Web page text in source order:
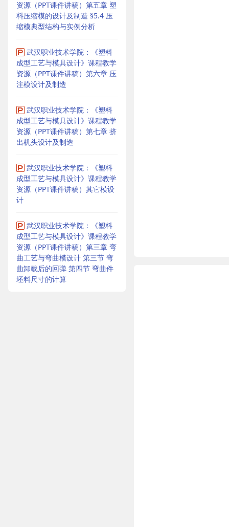
资源（PPT课件讲稿）第五章 塑
料压缩模的设计及制造 §5.4 压
缩模典型结构与实例分析
武汉职业技术学院：《塑料
成型工艺与模具设计》课程教学
资源（PPT课件讲稿）第六章 压
注模设计及制造
武汉职业技术学院：《塑料
成型工艺与模具设计》课程教学
资源（PPT课件讲稿）第七章 挤
出机头设计及制造
武汉职业技术学院：《塑料
成型工艺与模具设计》课程教学
资源（PPT课件讲稿）其它模设
计
武汉职业技术学院：《塑料
成型工艺与模具设计》课程教学
资源（PPT课件讲稿）第三章 弯
曲工艺与弯曲模设计 第三节 弯
曲卸载后的回弹 第四节 弯曲件
坯料尺寸的计算